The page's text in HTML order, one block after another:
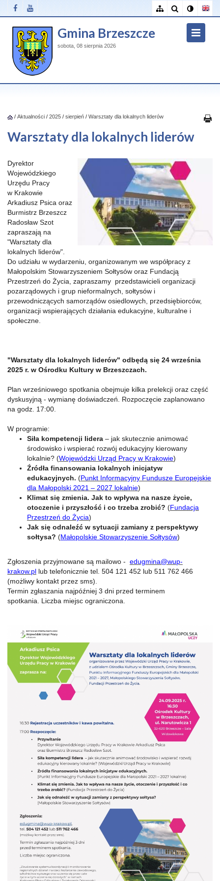
Gmina Brzeszcze
sobota, 08 sierpnia 2026
/ Aktualności / 2025 / sierpień / Warsztaty dla lokalnych liderów
Warsztaty dla lokalnych liderów
Dyrektor
Wojewódzkiego
Urzędu Pracy
w Krakowie
Arkadiusz Psica oraz
Burmistrz Brzeszcz
Radosław Szot
zapraszają na
"Warsztaty dla
lokalnych liderów".
Do udziału w wydarzeniu, organizowanym we współpracy z
Małopolskim Stowarzyszeniem Sołtysów oraz Fundacją
Przestrzeń do Życia, zapraszamy przedstawicieli organizacji
pozarządowych i grup nieformalnych, sołtysów i
przewodniczących samorządów osiedlowych, przedsiębiorców,
organizacji wspierających działania edukacyjne, kulturalne i
społeczne.
"Warsztaty dla lokalnych liderów" odbędą się 24 września
2025 r. w Ośrodku Kultury w Brzeszczach.
Plan wrześniowego spotkania obejmuje kilka prelekcji oraz część
dyskusyjną - wymianę doświadczeń. Rozpoczęcie zaplanowano
na godz. 17:00.
W programie:
Siła kompetencji lidera – jak skutecznie animować
środowisko i wspierać rozwój edukacyjny kierowany
lokalnie? (Wojewódzki Urząd Pracy w Krakowie)
Źródła finansowania lokalnych inicjatyw
edukacyjnych. (Punkt Informacyjny Fundusze Europejskie
dla Małopolski 2021 – 2027 lokalnie)
Klimat się zmienia. Jak to wpływa na nasze życie,
otoczenie i przyszłość i co trzeba zrobić? (Fundacja
Przestrzeń do Życia)
Jak się odnaleźć w sytuacji zamiany z perspektywy
sołtysa? (Małopolskie Stowarzyszenie Sołtysów)
Zgłoszenia przyjmowane są mailowo - edugmina@wup-
krakow.pl lub telefonicznie tel. 504 121 452 lub 511 762 466
(możliwy kontakt przez sms).
Termin zgłaszania najpóźniej 3 dni przed terminem
spotkania. Liczba miejsc ograniczona.